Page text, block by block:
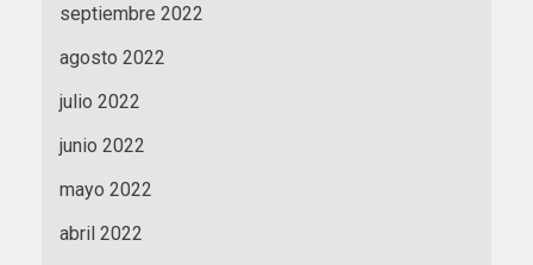
septiembre 2022
agosto 2022
julio 2022
junio 2022
mayo 2022
abril 2022